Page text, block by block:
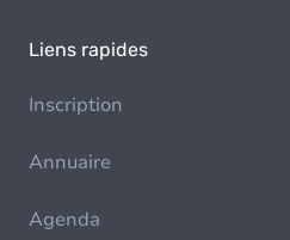
Liens rapides
Inscription
Annuaire
Agenda